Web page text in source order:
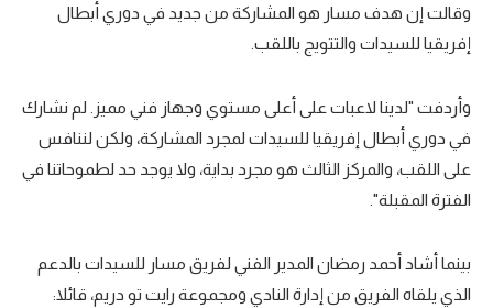
وقالت إن هدف مسار هو المشاركة من جديد في دوري أبطال
إفريقيا للسيدات والتتويج باللقب.
وأردفت "لدينا لاعبات على أعلى مستوي وجهاز فني مميز. لم نشارك
في دوري أبطال إفريقيا للسيدات لمجرد المشاركة، ولكن لننافس
على اللقب، والمركز الثالث هو مجرد بداية، ولا يوجد حد لطموحاتنا في
الفترة المقبلة".
بينما أشاد أحمد رمضان المدير الفني لفريق مسار للسيدات بالدعم
الذي يلقاه الفريق من إدارة النادي ومجموعة رايت تو دريم، قائلا: